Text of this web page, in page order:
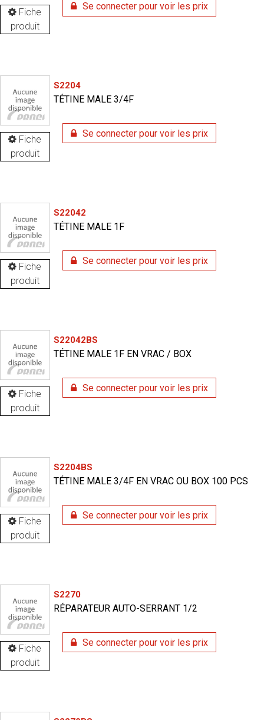
Fiche
produit
Se connecter pour voir les prix
Fiche
produit
S2204
TÉTINE MALE 3/4F
Se connecter pour voir les prix
Fiche
produit
S22042
TÉTINE MALE 1F
Se connecter pour voir les prix
Fiche
produit
S22042BS
TÉTINE MALE 1F EN VRAC / BOX
Se connecter pour voir les prix
Fiche
produit
S2204BS
TÉTINE MALE 3/4F EN VRAC OU BOX 100 PCS
Se connecter pour voir les prix
Fiche
produit
S2270
RÉPARATEUR AUTO-SERRANT 1/2
Se connecter pour voir les prix